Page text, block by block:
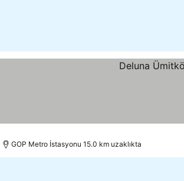
Fiyatları görün
GOP Metro İstasyonu 15.0 km uzaklıkta